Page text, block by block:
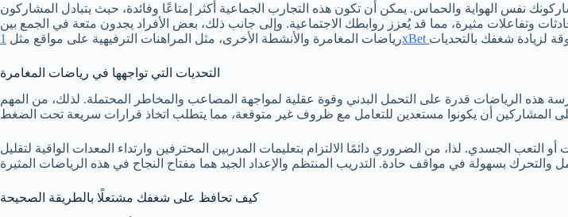
نفس الهواية والحماس. يمكن أن تكون هذه التجارب الجماعية أكثر إمتاعًا وفائدة، حيث يتبادل المشاركون
وتفاعلات مثيرة، مما قد يُعزز روابطك الاجتماعية. وإلى جانب ذلك، بعض الأفراد يجدون متعة في الجمع بين
رياضات المغامرة والأنشطة الأخرى، مثل المراهنات الترفيهية على مواقع مثل
التحديات التي تواجهها في رياضات المغامرة
هذه الرياضات قدرة على التحمل البدني وقوة عقلية لمواجهة المصاعب والمخاطر المحتملة. لذلك، من المهم
الجسدي. لذا، من الضروري دائمًا الالتزام بتعليمات المدربين المحترفين وارتداء المعدات الواقية لتقليل
كيف تحافظ على شغفك مشتعلًا بالطريقة الصحيحة